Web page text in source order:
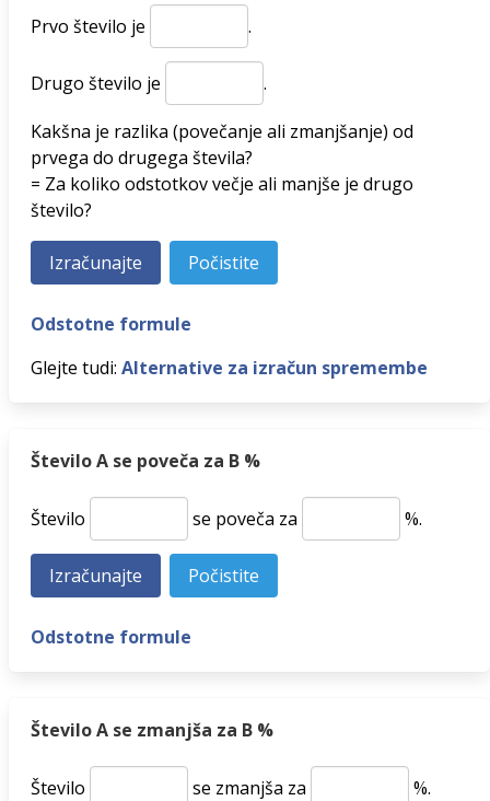
Prvo število je .
Drugo število je
.
Kakšna je razlika (povečanje ali zmanjšanje) od
prvega do drugega števila?
= Za koliko odstotkov večje ali manjše je drugo
število?
Odstotne formule
Glejte tudi: Alternative za izračun spremembe
Število A se poveča za B %
Število se poveča za %.
Odstotne formule
Število A se zmanjša za B %
Število se zmanjša za %.